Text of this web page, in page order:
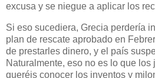
excusa y se niegue a aplicar los
Si eso sucediera, Grecia perdería
plan de rescate aprobado en
de prestarles dinero, y el país
Naturalmente, eso no es lo que
queréis conocer los inventos y